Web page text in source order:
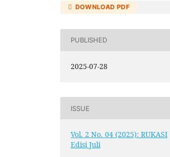
DOWNLOAD PDF
PUBLISHED
2025-07-28
ISSUE
Vol. 2 No. 04 (2025): RUKASI
Edisi Juli